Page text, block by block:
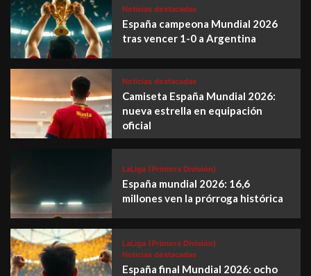
Noticias destacadas
España campeona Mundial 2026
tras vencer 1-0 a Argentina
Noticias destacadas
Camiseta España Mundial 2026:
nueva estrella en equipación
oficial
LaLiga (Primera División)
España mundial 2026: 16,6
millones ven la prórroga histórica
LaLiga (Primera División)
Noticias destacadas
España final Mundial 2026: ocho